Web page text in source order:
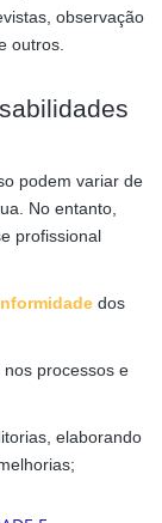
observação
outros.
podem variar de
No entanto,
profissional
dos
processos e
elaborando